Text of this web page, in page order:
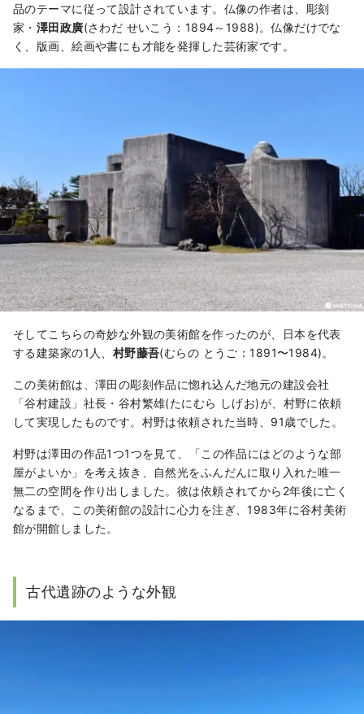
品のテーマに従って設計されています。仏像の作者は、彫刻
家・ 澤田政廣(さわだ せいこう：1894～1988)。仏像だけでな
く、版画、絵画や書にも才能を発揮した芸術家です。
そしてこちらの奇妙な外観の美術館を作ったのが、日本を代表
する建築家の1人、 村野藤吾(むらの とうご：1891〜1984)。
この美術館は、澤田の彫刻作品に惚れ込んだ地元の建設会社
「谷村建設」社長・谷村繁雄(たにむら しげお)が、村野に依頼
して実現したものです。村野は依頼された当時、91歳でした。
村野は澤田の作品1つ1つを見て、「この作品にはどのような部
屋がよいか」を考え抜き、自然光をふんだんに取り入れた唯一
無二の空間を作り出しました。彼は依頼されてから2年後に亡く
なるまで、この美術館の設計に心力を注ぎ、1983年に谷村美術
館が開館しました。
古代遺跡のような外観